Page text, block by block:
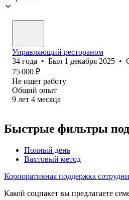
Управляющий рестораном
34 года • Был 1 декабря 2025 •
75 000 ₽
Не ищет работу
Общий опыт
9 лет 4 месяца
Быстрые фильтры
Полный день
Вахтовый метод
Корпоративная поддержка
Какой соцпакет вы предлагаете